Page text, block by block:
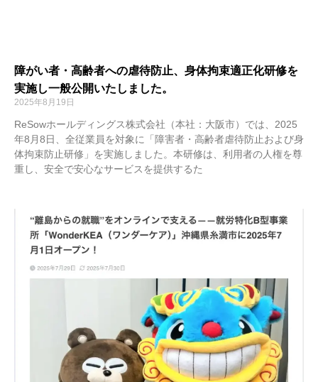
障がい者・高齢者への虐待防止、身体拘束適正化研修を
実施し一般公開いたしました。
2025年8月19日
ReSowホールディングス株式会社（本社：大阪市）では、2025
年8月8日、全従業員を対象に「障害者・高齢者虐待防止および身
体拘束防止研修」を実施しました。本研修は、利用者の人権を尊
重し、安全で安心なサービスを提供するた